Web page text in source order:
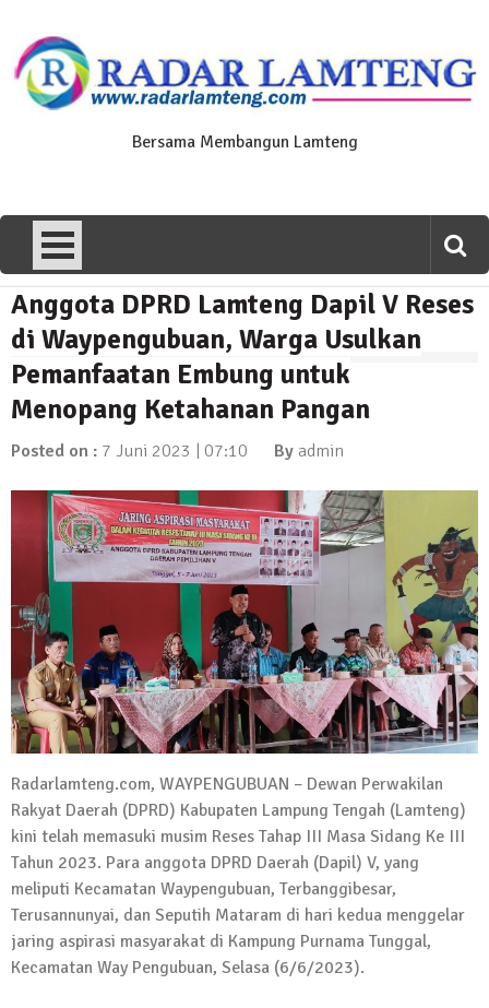
content
Bersama Membangun Lamteng
News Flash
Polres Lamteng Gelar Upacara
Peringatan Hari Pahlawan, Teladani
Semangat Pengorbanan untuk Bangsa
10 November 2025 | 14:07
Puluhan Warga Dusun III Geruduk
Kadus Untuk Mundur
4 September 2025 | 15:40
News Flash
iklan ucapan HUT RI
20 Agustus 2025 | 14:43
News Flash
Maling Jebol Plafon Konter HP di
Rumbia, Pelaku Ditangkap di Lamtim
26 Juli 2025 | 10:33
News Flash
Kejari Geledah Kantor Disporapar
Lamteng Terkait Dugaan Korupsi Dana
Hibah Koni
16 Oktober 2024 | 05:27
News Flash
Berikut Jadwal Debat Kandidat Cabup-
Cawabup Lampung Tengah
Anggota DPRD Lamteng Dapil V Reses
di Waypengubuan, Warga Usulkan
Pemanfaatan Embung untuk
Menopang Ketahanan Pangan
Posted on : 7 Juni 2023 | 07:10 By admin
Radarlamteng.com, WAYPENGUBUAN – Dewan Perwakilan
Rakyat Daerah (DPRD) Kabupaten Lampung Tengah (Lamteng)
kini telah memasuki musim Reses Tahap III Masa Sidang Ke III
Tahun 2023. Para anggota DPRD Daerah (Dapil) V, yang
meliputi Kecamatan Waypengubuan, Terbanggibesar,
Terusannunyai, dan Seputih Mataram di hari kedua menggelar
jaring aspirasi masyarakat di Kampung Purnama Tunggal,
Kecamatan Way Pengubuan, Selasa (6/6/2023).